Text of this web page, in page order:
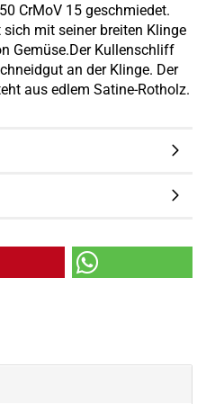
CrMoV 15 geschmiedet.
mit seiner breiten Klinge
Gemüse.Der Kullenschliff
an der Klinge. Der
aus edlem Satine-Rotholz.